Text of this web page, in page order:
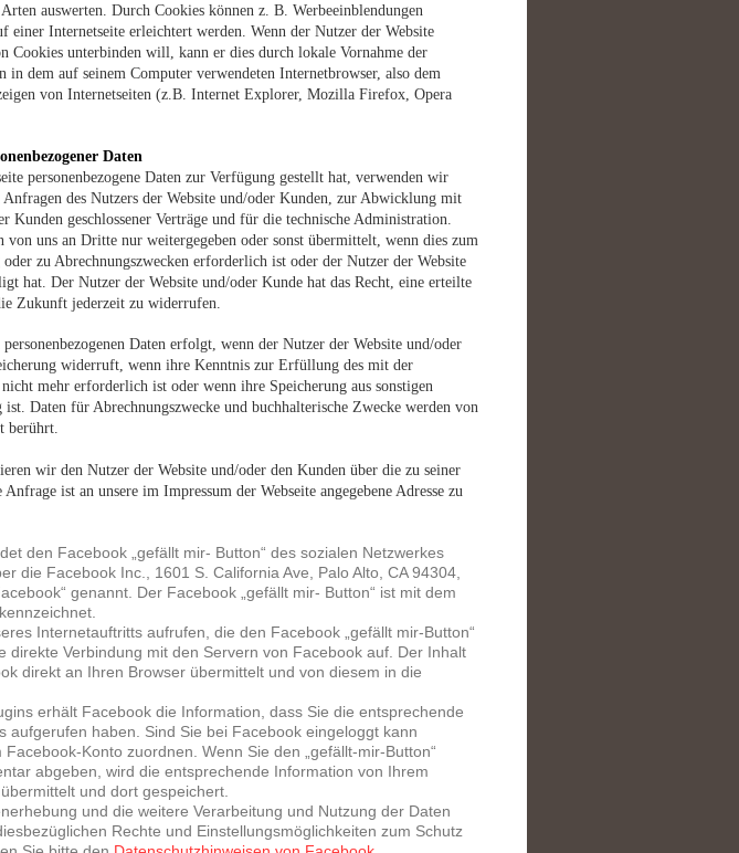
auswerten. Durch Cookies können z. B. Werbeeinblendungen
einer Internetseite erleichtert werden. Wenn der Nutzer der Website
Cookies unterbinden will, kann er dies durch lokale Vornahme der
in dem auf seinem Computer verwendeten Internetbrowser, also dem
von Internetseiten (z.B. Internet Explorer, Mozilla Firefox, Opera
Daten
personenbezogene Daten zur Verfügung gestellt hat, verwenden wir
des Nutzers der Website und/oder Kunden, zur Abwicklung mit
Kunden geschlossener Verträge und für die technische Administration.
von uns an Dritte nur weitergegeben oder sonst übermittelt, wenn dies zum
zu Abrechnungszwecken erforderlich ist oder der Nutzer der Website
hat. Der Nutzer der Website und/oder Kunde hat das Recht, eine erteilte
Zukunft jederzeit zu widerrufen.
Daten erfolgt, wenn der Nutzer der Website und/oder
widerruft, wenn ihre Kenntnis zur Erfüllung des mit der
mehr erforderlich ist oder wenn ihre Speicherung aus sonstigen
ist. Daten für Abrechnungszwecke und buchhalterische Zwecke werden von
berührt.
wir den Nutzer der Website und/oder den Kunden über die zu seiner
ist an unsere im Impressum der Webseite angegebene Adresse zu
den Facebook „gefällt mir- Button“ des sozialen Netzwerkes
die Facebook Inc., 1601 S. California Ave, Palo Alto, CA 94304,
genannt. Der Facebook „gefällt mir- Button“ ist mit dem
Internetauftritts aufrufen, die den Facebook „gefällt mir-Button“
direkte Verbindung mit den Servern von Facebook auf. Der Inhalt
direkt an Ihren Browser übermittelt und von diesem in die
erhält Facebook die Information, dass Sie die entsprechende
aufgerufen haben. Sind Sie bei Facebook eingeloggt kann
Konto zuordnen. Wenn Sie den „gefällt-mir-Button“
abgeben, wird die entsprechende Information von Ihrem
und dort gespeichert.
und die weitere Verarbeitung und Nutzung der Daten
Rechte und Einstellungsmöglichkeiten zum Schutz